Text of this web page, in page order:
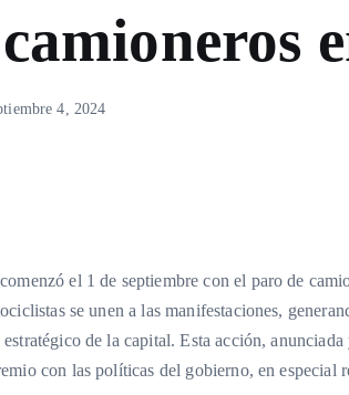
4, 2024
el 1 de septiembre con el paro de
se unen a las manifestaciones,
de la capital. Esta acción, anunciada
con las políticas del gobierno, en especial